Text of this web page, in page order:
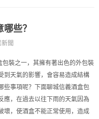
些？
聞
裝之一，其擁有著出色的外包裝
到天氣的影響，會容易造成結構
些事項呢？下面聊城信義酒盒包
，在過去以往下雨的天氣因為
壞，使酒盒不能正常使用，造成